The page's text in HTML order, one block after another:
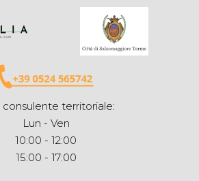
consulente territoriale:
Lun - Ven
10:00 - 12:00
15:00 - 17:00